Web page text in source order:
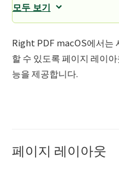
모두 보기
Right PDF macOS에서는
할 수 있도록 페이지 레이
능을 제공합니다.
페이지 레이아웃